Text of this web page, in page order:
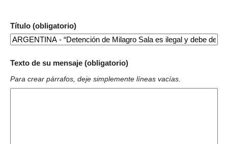
Título (obligatorio)
Texto de su mensaje (obligatorio)
Para crear párrafos, deje simplemente líneas vacías.